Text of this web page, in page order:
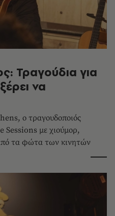
Τραγούδια για
να
ο τραγουδοποιός
Sessions με χιούμορ,
τα φώτα των κινητών